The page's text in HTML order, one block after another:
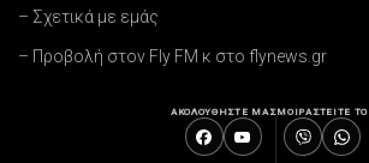
– Σχετικά με εμάς
– Προβολή στον Fly FM κ στο flynews.gr
ΑΚΟΛΟΥΘΗΣΤΕ ΜΑΣΜΟΙΡΑΣΤΕΙΤΕ ΤΟ